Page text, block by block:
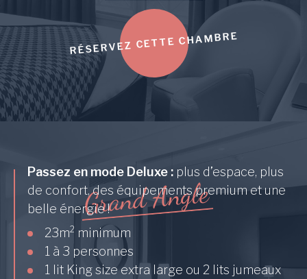
RÉSERVEZ CETTE CHAMBRE
GrandAngle
Passez en mode Deluxe : plus d’espace, plus
de confort, des équipements premium et une
belle énergie !
23m2 minimum
1 à 3 personnes
1 lit King size extra large ou 2 lits jumeaux